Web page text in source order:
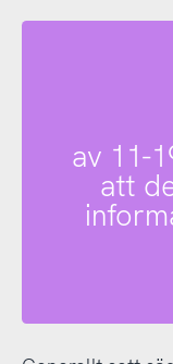
av 11-
att